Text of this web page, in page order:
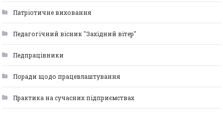
Патріотичне виховання
Педагогічний вісник "Західний вітер"
Педпрацівники
Поради щодо працевлаштування
Практика на сучасних підприємствах